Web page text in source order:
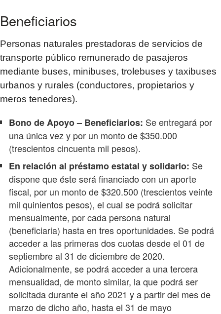
Beneficiarios
Personas naturales prestadoras de servicios de
transporte público remunerado de pasajeros
mediante buses, minibuses, trolebuses y taxibuses
urbanos y rurales (conductores, propietarios y
meros tenedores).
Bono de Apoyo – Beneficiarios: Se entregará por
una única vez y por un monto de $350.000
(trescientos cincuenta mil pesos).
En relación al préstamo estatal y solidario: Se
dispone que éste será financiado con un aporte
fiscal, por un monto de $320.500 (trescientos veinte
mil quinientos pesos), el cual se podrá solicitar
mensualmente, por cada persona natural
(beneficiaria) hasta en tres oportunidades. Se podrá
acceder a las primeras dos cuotas desde el 01 de
septiembre al 31 de diciembre de 2020.
Adicionalmente, se podrá acceder a una tercera
mensualidad, de monto similar, la que podrá ser
solicitada durante el año 2021 y a partir del mes de
marzo de dicho año, hasta el 31 de mayo